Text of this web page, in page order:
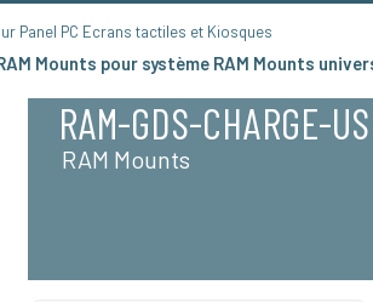
Panel PC Ecrans tactiles et Kiosques
Mounts pour système RAM Mounts
RAM-GDS-CHARGE-
RAM Mounts